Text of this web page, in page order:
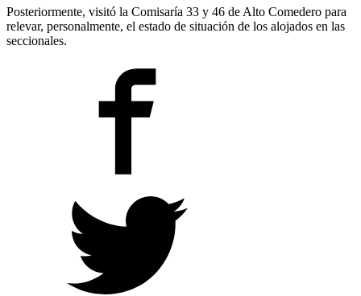
Posteriormente, visitó la Comisaría 33 y 46 de Alto Comedero para
relevar, personalmente, el estado de situación de los alojados en las
seccionales.